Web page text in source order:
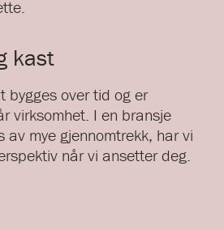
kast
bygges over tid og er
virksomhet. I en bransje
av mye gjennomtrekk, har vi
når vi ansetter deg.